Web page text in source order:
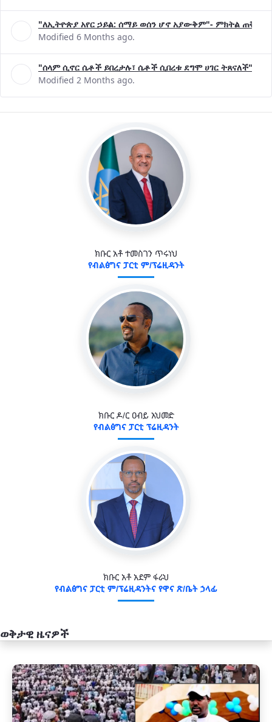
"ለኢትዮጵያ አየር ኃይል: ሰማይ ወሰን ሆኖ አያውቅም"- ምክትል ጠቅላይ
Modified 6 Months ago.
"ሰላም ሲኖር ሴቶች ይበረታሉ፣ ሴቶች ሲበረቱ ደግሞ ሀገር ትጸናለች"-
Modified 2 Months ago.
ክቡር አቶ ተመስገን ጥሩነህ
የብልፅግና ፓርቲ ም/ፕሬዚዳንት
ክቡር ዶ/ር ዐብይ አህመድ
የብልፅግና ፓርቲ ፕሬዚዳንት
ክቡር አቶ አደም ፋራህ
የብልፅግና ፓርቲ ም/ፕሬዚዳንትና የዋና ጽ/ቤት ኃላፊ
ወቅታዊ ዜናዎች
አዲስ